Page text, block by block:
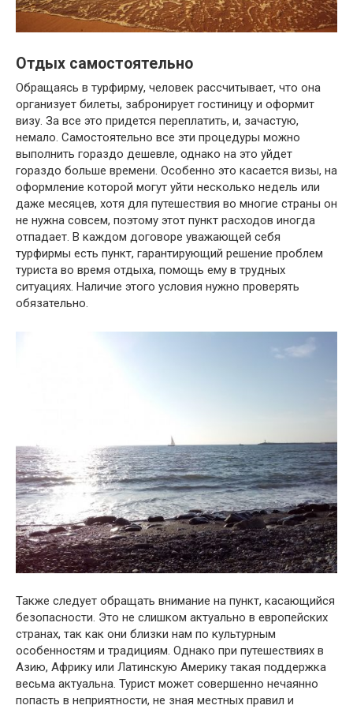
Отдых самостоятельно
Обращаясь в турфирму, человек рассчитывает, что она
организует билеты, забронирует гостиницу и оформит
визу. За все это придется переплатить, и, зачастую,
немало. Самостоятельно все эти процедуры можно
выполнить гораздо дешевле, однако на это уйдет
гораздо больше времени. Особенно это касается визы, на
оформление которой могут уйти несколько недель или
даже месяцев, хотя для путешествия во многие страны он
не нужна совсем, поэтому этот пункт расходов иногда
отпадает. В каждом договоре уважающей себя
турфирмы есть пункт, гарантирующий решение проблем
туриста во время отдыха, помощь ему в трудных
ситуациях. Наличие этого условия нужно проверять
обязательно.
Также следует обращать внимание на пункт, касающийся
безопасности. Это не слишком актуально в европейских
странах, так как они близки нам по культурным
особенностям и традициям. Однако при путешествиях в
Азию, Африку или Латинскую Америку такая поддержка
весьма актуальна. Турист может совершенно нечаянно
попасть в неприятности, не зная местных правил и